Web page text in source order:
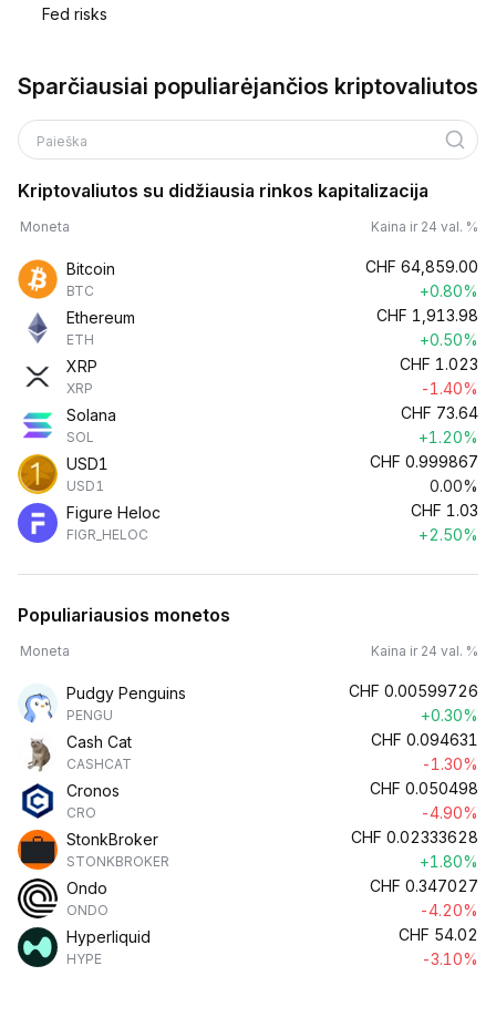
Fed risks
Sparčiausiai populiarėjančios kriptovaliutos
Paieška
Kriptovaliutos su didžiausia rinkos kapitalizacija
Moneta Kaina ir 24 val. %
Bitcoin
BTC
CHF 64,859.00
+0.80%
Ethereum
ETH
CHF 1,913.98
+0.50%
XRP
XRP
CHF 1.023
-1.40%
Solana
SOL
CHF 73.64
+1.20%
USD1
USD1
CHF 0.999867
0.00%
Figure Heloc
FIGR_HELOC
CHF 1.03
+2.50%
Populiariausios monetos
Moneta Kaina ir 24 val. %
Pudgy Penguins
PENGU
CHF 0.00599726
+0.30%
Cash Cat
CASHCAT
CHF 0.094631
-1.30%
Cronos
CRO
CHF 0.050498
-4.90%
StonkBroker
STONKBROKER
CHF 0.02333628
+1.80%
Ondo
ONDO
CHF 0.347027
-4.20%
Hyperliquid
HYPE
CHF 54.02
-3.10%